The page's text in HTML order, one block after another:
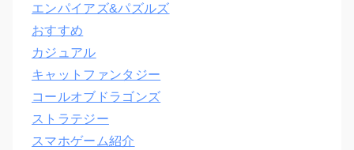
エンパイアズ&パズルズ
おすすめ
カジュアル
キャットファンタジー
コールオブドラゴンズ
ストラテジー
スマホゲーム紹介